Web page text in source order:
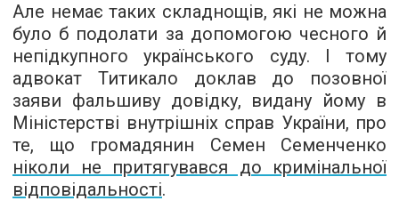
Але немає таких складнощів, які не можна
було б подолати за допомогою чесного й
непідкупного українського суду. І тому
адвокат Титикало доклав до позовної
заяви фальшиву довідку, видану йому в
Міністерстві внутрішніх справ України, про
те, що громадянин Семен Семенченко
ніколи не притягувався до кримінальної
відповідальності.